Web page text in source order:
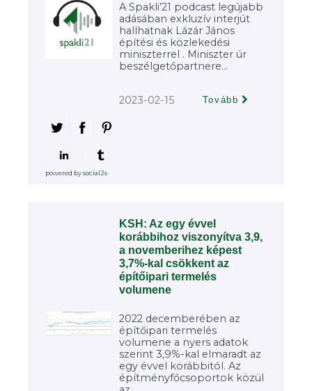
A Spakli’21 podcast legújabb
adásában exkluzív interjút
hallhatnak Lázár János
építési és közlekedési
miniszterrel . Miniszter úr
beszélgetőpartnere...
2023-02-15 Tovább
powered bysocial2s
KSH: Az egy évvel
korábbihoz viszonyítva 3,9,
a novemberihez képest
3,7%-kal csökkent az
építőipari termelés
volumene
2022 decemberében az
építőipari termelés
volumene a nyers adatok
szerint 3,9%-kal elmaradt az
egy évvel korábbitól. Az
építményfőcsoportok közül